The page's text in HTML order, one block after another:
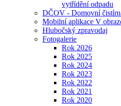
vytřídění odpadu
DČOV - Domovní
Mobilní aplikace V
Hlubočský zpravodaj
Fotogalerie
Rok 2026
Rok 2025
Rok 2024
Rok 2023
Rok 2022
Rok 2021
Rok 2020